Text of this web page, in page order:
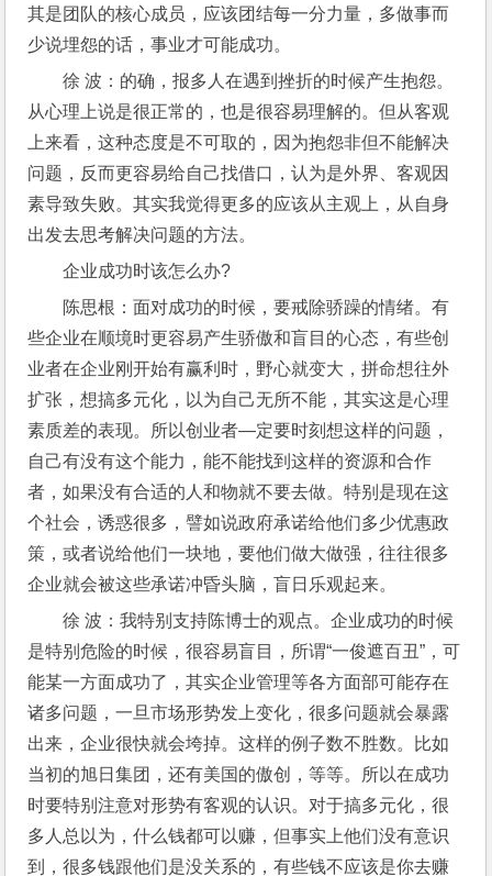
其是团队的核心成员，应该团结每一分力量，多做事而
少说埋怨的话，事业才可能成功。
徐 波：的确，报多人在遇到挫折的时候产生抱怨。
从心理上说是很正常的，也是很容易理解的。但从客观
上来看，这种态度是不可取的，因为抱怨非但不能解决
问题，反而更容易给自己找借口，认为是外界、客观因
素导致失败。其实我觉得更多的应该从主观上，从自身
出发去思考解决问题的方法。
企业成功时该怎么办?
陈思根：面对成功的时候，要戒除骄躁的情绪。有
些企业在顺境时更容易产生骄傲和盲目的心态，有些创
业者在企业刚开始有赢利时，野心就变大，拼命想往外
扩张，想搞多元化，以为自己无所不能，其实这是心理
素质差的表现。所以创业者—定要时刻想这样的问题，
自己有没有这个能力，能不能找到这样的资源和合作
者，如果没有合适的人和物就不要去做。特别是现在这
个社会，诱惑很多，譬如说政府承诺给他们多少优惠政
策，或者说给他们一块地，要他们做大做强，往往很多
企业就会被这些承诺冲昏头脑，盲日乐观起来。
徐 波：我特别支持陈博士的观点。企业成功的时候
是特别危险的时候，很容易盲目，所谓“一俊遮百丑”，可
能某一方面成功了，其实企业管理等各方面部可能存在
诸多问题，一旦市场形势发上变化，很多问题就会暴露
出来，企业很快就会垮掉。这样的例子数不胜数。比如
当初的旭日集团，还有美国的傲创，等等。所以在成功
时要特别注意对形势有客观的认识。对于搞多元化，很
多人总以为，什么钱都可以赚，但事实上他们没有意识
到，很多钱跟他们是没关系的，有些钱不应该是你去赚